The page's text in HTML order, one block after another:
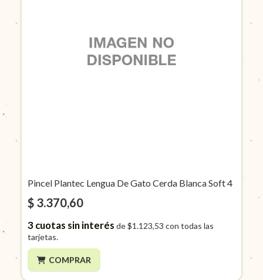
Pincel Plantec Lengua De Gato Cerda Blanca Soft 4
$ 3.370,60
3cuotas sin interés de$1.123,53 con todas las
tarjetas.
COMPRAR